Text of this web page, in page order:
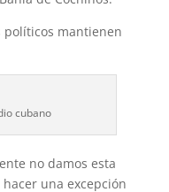
políticos mantienen
cubano
no damos esta
una excepción